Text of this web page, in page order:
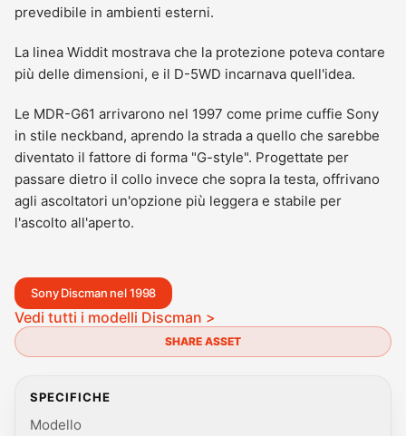
prevedibile in ambienti esterni.
La linea Widdit mostrava che la protezione poteva contare
più delle dimensioni, e il D-5WD incarnava quell'idea.
Le MDR-G61 arrivarono nel 1997 come prime cuffie Sony
in stile neckband, aprendo la strada a quello che sarebbe
diventato il fattore di forma "G-style". Progettate per
passare dietro il collo invece che sopra la testa, offrivano
agli ascoltatori un'opzione più leggera e stabile per
l'ascolto all'aperto.
Sony Discman nel 1998
Vedi tutti i modelli Discman >
SHARE ASSET
SPECIFICHE
Modello